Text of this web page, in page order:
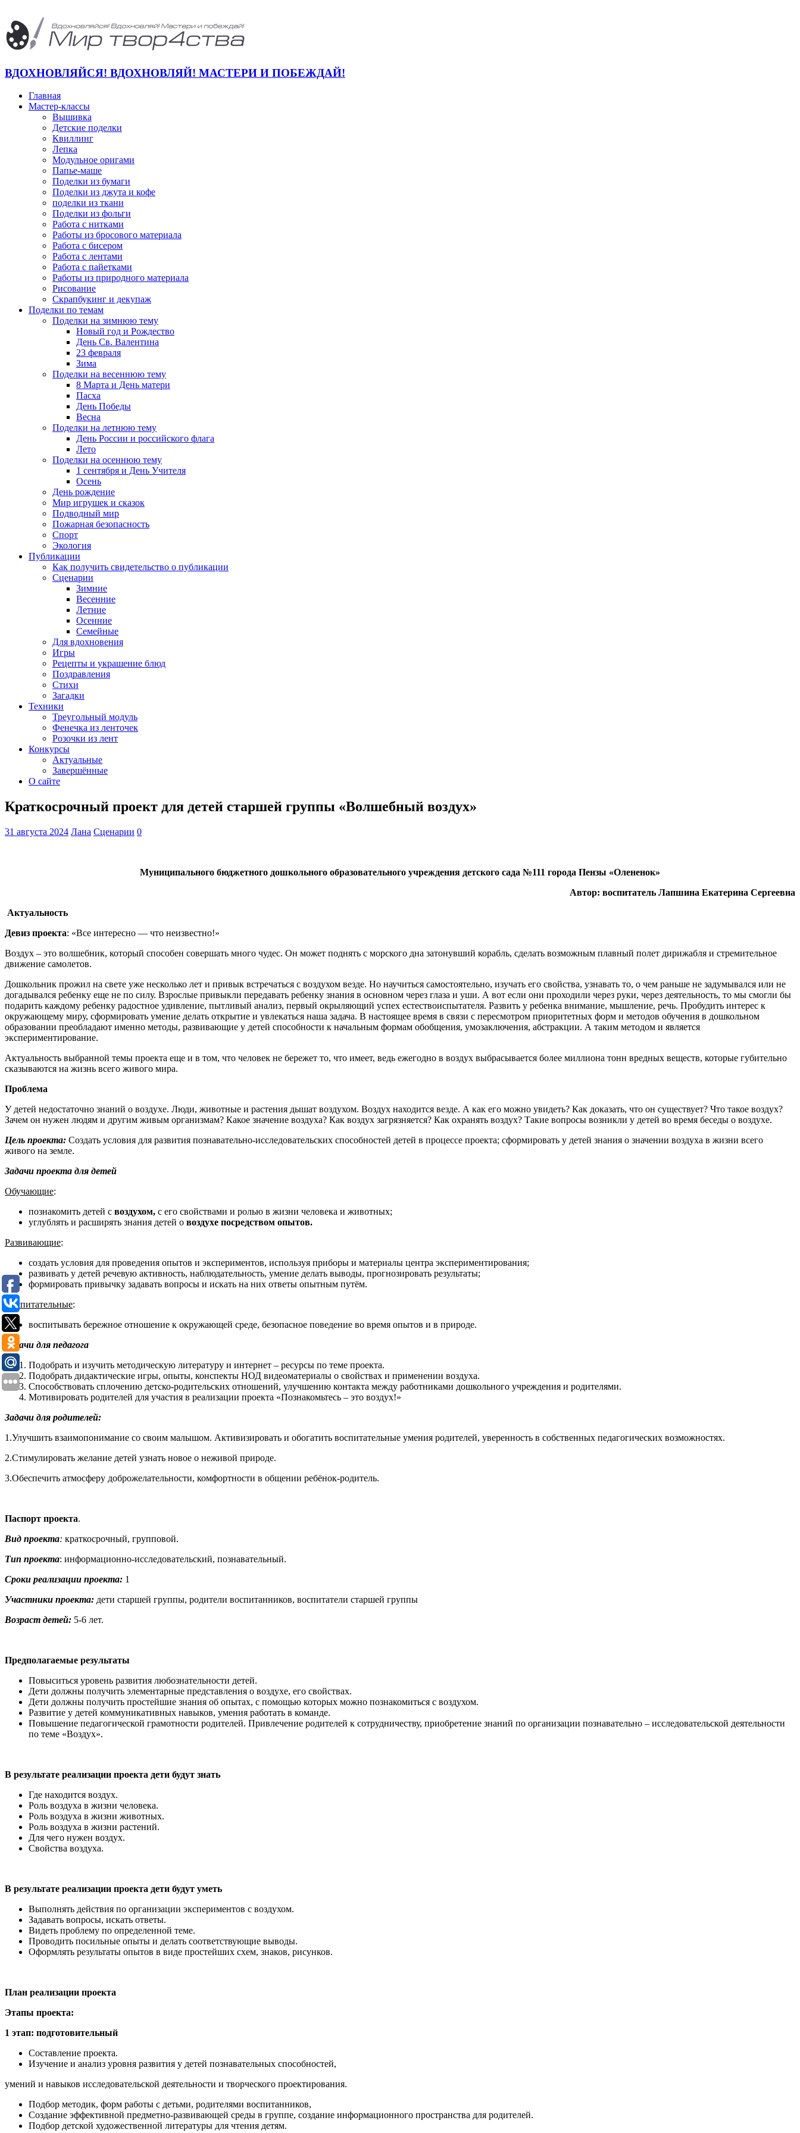
ВДОХНОВЛЯЙСЯ! ВДОХНОВЛЯЙ! МАСТЕРИ И ПОБЕЖДАЙ!
Главная
Мастер-классы
Вышивка
Детские поделки
Квиллинг
Лепка
Модульное оригами
Папье-маше
Поделки из бумаги
Поделки из джута и кофе
поделки из ткани
Поделки из фольги
Работа с нитками
Работы из бросового материала
Работа с бисером
Работа с лентами
Работа с пайетками
Работы из природного материала
Рисование
Скрапбукинг и декупаж
Поделки по темам
Поделки на зимнюю тему
Новый год и Рождество
День Св. Валентина
23 февраля
Зима
Поделки на весеннюю тему
8 Марта и День матери
Пасха
День Победы
Весна
Поделки на летнюю тему
День России и российского флага
Лето
Поделки на осеннюю тему
1 сентября и День Учителя
Осень
День рождение
Мир игрушек и сказок
Подводный мир
Пожарная безопасность
Спорт
Экология
Публикации
Как получить свидетельство о публикации
Сценарии
Зимние
Весенние
Летние
Осенние
Семейные
Для вдохновения
Игры
Рецепты и украшение блюд
Поздравления
Стихи
Загадки
Техники
Треугольный модуль
Фенечка из ленточек
Розочки из лент
Конкурсы
Актуальные
Завершённые
О сайте
Краткосрочный проект для детей старшей группы «Волшебный воздух»
31 августа 2024 Лана Сценарии 0
Муниципального бюджетного дошкольного образовательного учреждения детского сада №111 города Пензы «Олененок»
Автор: воспитатель Лапшина Екатерина Сергеевна
Актуальность
Девиз проекта: «Все интересно — что неизвестно!»
Воздух – это волшебник, который способен совершать много чудес. Он может поднять с морского дна затонувший корабль, сделать возможным плавный полет дирижабля и стремительное
движение самолетов.
Дошкольник прожил на свете уже несколько лет и привык встречаться с воздухом везде. Но научиться самостоятельно, изучать его свойства, узнавать то, о чем раньше не задумывался или не
догадывался ребенку еще не по силу. Взрослые привыкли передавать ребенку знания в основном через глаза и уши. А вот если они проходили через руки, через деятельность, то мы смогли бы
подарить каждому ребенку радостное удивление, пытливый анализ, первый окрыляющий успех естествоиспытателя. Развить у ребенка внимание, мышление, речь. Пробудить интерес к
окружающему миру, сформировать умение делать открытие и увлекаться наша задача. В настоящее время в связи с пересмотром приоритетных форм и методов обучения в дошкольном
образовании преобладают именно методы, развивающие у детей способности к начальным формам обобщения, умозаключения, абстракции. А таким методом и является
экспериментирование.
Актуальность выбранной темы проекта еще и в том, что человек не бережет то, что имеет, ведь ежегодно в воздух выбрасывается более миллиона тонн вредных веществ, которые губительно
сказываются на жизнь всего живого мира.
Проблема
У детей недостаточно знаний о воздухе. Люди, животные и растения дышат воздухом. Воздух находится везде. А как его можно увидеть? Как доказать, что он существует? Что такое воздух?
Зачем он нужен людям и другим живым организмам? Какое значение воздуха? Как воздух загрязняется? Как охранять воздух? Такие вопросы возникли у детей во время беседы о воздухе.
Цель проекта: Создать условия для развития познавательно-исследовательских способностей детей в процессе проекта; сформировать у детей знания о значении воздуха в жизни всего
живого на земле.
Задачи проекта для детей
Обучающие:
познакомить детей с воздухом, с его свойствами и ролью в жизни человека и животных;
углублять и расширять знания детей о воздухе посредством опытов.
Развивающие:
создать условия для проведения опытов и экспериментов, используя приборы и материалы центра экспериментирования;
развивать у детей речевую активность, наблюдательность, умение делать выводы, прогнозировать результаты;
формировать привычку задавать вопросы и искать на них ответы опытным путём.
Воспитательные:
воспитывать бережное отношение к окружающей среде, безопасное поведение во время опытов и в природе.
Задачи для педагога
Подобрать и изучить методическую литературу и интернет – ресурсы по теме проекта.
Подобрать дидактические игры, опыты, конспекты НОД видеоматериалы о свойствах и применении воздуха.
Способствовать сплочению детско-родительских отношений, улучшению контакта между работниками дошкольного учреждения и родителями.
Мотивировать родителей для участия в реализации проекта «Познакомьтесь – это воздух!»
Задачи для родителей:
1.Улучшить взаимопонимание со своим малышом. Активизировать и обогатить воспитательные умения родителей, уверенность в собственных педагогических возможностях.
2.Стимулировать желание детей узнать новое о неживой природе.
3.Обеспечить атмосферу доброжелательности, комфортности в общении ребёнок-родитель.
Паспорт проекта.
Вид проекта: краткосрочный, групповой.
Тип проекта: информационно-исследовательский, познавательный.
Сроки реализации проекта: 1
Участники проекта: дети старшей группы, родители воспитанников, воспитатели старшей группы
Возраст детей: 5-6 лет.
Предполагаемые результаты
Повыситься уровень развития любознательности детей.
Дети должны получить элементарные представления о воздухе, его свойствах.
Дети должны получить простейшие знания об опытах, с помощью которых можно познакомиться с воздухом.
Развитие у детей коммуникативных навыков, умения работать в команде.
Повышение педагогической грамотности родителей. Привлечение родителей к сотрудничеству, приобретение знаний по организации познавательно – исследовательской деятельности
по теме «Воздух».
В результате реализации проекта дети будут знать
Где находится воздух.
Роль воздуха в жизни человека.
Роль воздуха в жизни животных.
Роль воздуха в жизни растений.
Для чего нужен воздух.
Свойства воздуха.
В результате реализации проекта дети будут уметь
Выполнять действия по организации экспериментов с воздухом.
Задавать вопросы, искать ответы.
Видеть проблему по определенной теме.
Проводить посильные опыты и делать соответствующие выводы.
Оформлять результаты опытов в виде простейших схем, знаков, рисунков.
План реализации проекта
Этапы проекта:
1 этап: подготовительный
Составление проекта.
Изучение и анализ уровня развития у детей познавательных способностей,
умений и навыков исследовательской деятельности и творческого проектирования.
Подбор методик, форм работы с детьми, родителями воспитанников,
Создание эффективной предметно-развивающей среды в группе, создание информационного пространства для родителей.
Подбор детской художественной литературы для чтения детям.